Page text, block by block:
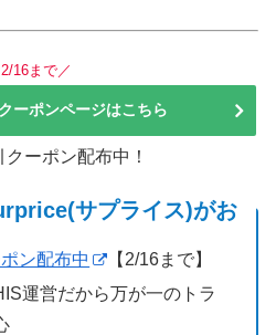
16まで／
ーポンページはこちら
ーポン配布中！
サプライス)がお
ン配布中
【2/16まで】
運営だから万が一のトラ